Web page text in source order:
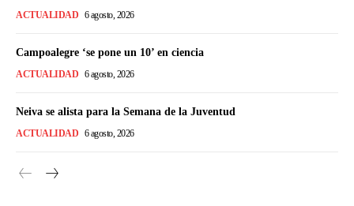
ACTUALIDAD 6 agosto, 2026
Campoalegre ‘se pone un 10’ en ciencia
ACTUALIDAD 6 agosto, 2026
Neiva se alista para la Semana de la Juventud
ACTUALIDAD 6 agosto, 2026